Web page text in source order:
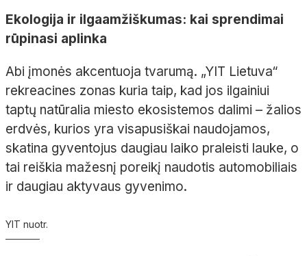
Ekologija ir ilgaamžiškumas: kai sprendimai
rūpinasi aplinka
Abi įmonės akcentuoja tvarumą. „YIT Lietuva“
rekreacines zonas kuria taip, kad jos ilgainiui
taptų natūralia miesto ekosistemos dalimi – žalios
erdvės, kurios yra visapusiškai naudojamos,
skatina gyventojus daugiau laiko praleisti lauke, o
tai reiškia mažesnį poreikį naudotis automobiliais
ir daugiau aktyvaus gyvenimo.
YIT nuotr.